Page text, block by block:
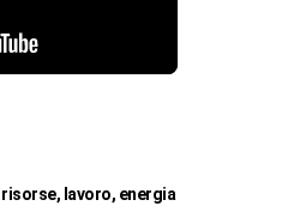
risorse, lavoro, energia